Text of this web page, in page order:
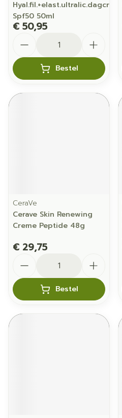
Hyal.fil.+elast.ultralic.dagcr
Spf50 50ml
€ 50,95
Bestel
CeraVe
Cerave Skin Renewing
Creme Peptide 48g
€ 29,75
Bestel